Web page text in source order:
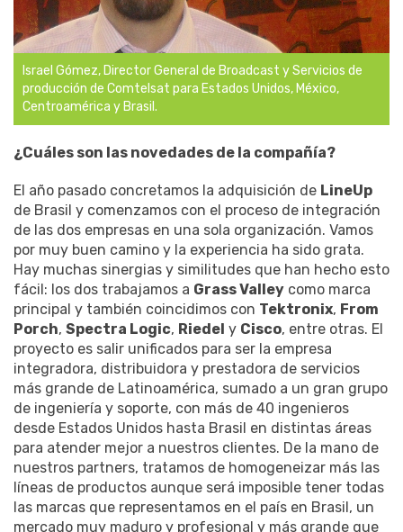
Israel Gómez, Director General de Broadcast y Servicios de
producción de Comtelsat para Estados Unidos, México,
Centroamérica y Brasil.
¿Cuáles son las novedades de la compañía?
El año pasado concretamos la adquisición de LineUp
de Brasil y comenzamos con el proceso de integración
de las dos empresas en una sola organización. Vamos
por muy buen camino y la experiencia ha sido grata.
Hay muchas sinergias y similitudes que han hecho esto
fácil: los dos trabajamos a Grass Valley como marca
principal y también coincidimos con Tektronix, From
Porch, Spectra Logic, Riedel y Cisco, entre otras. El
proyecto es salir unificados para ser la empresa
integradora, distribuidora y prestadora de servicios
más grande de Latinoamérica, sumado a un gran grupo
de ingeniería y soporte, con más de 40 ingenieros
desde Estados Unidos hasta Brasil en distintas áreas
para atender mejor a nuestros clientes. De la mano de
nuestros partners, tratamos de homogeneizar más las
líneas de productos aunque será imposible tener todas
las marcas que representamos en el país en Brasil, un
mercado muy maduro y profesional y más grande que